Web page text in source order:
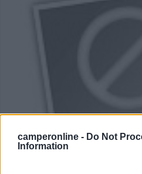
camperonline - Do Not
Information
Area di sosta (PS)